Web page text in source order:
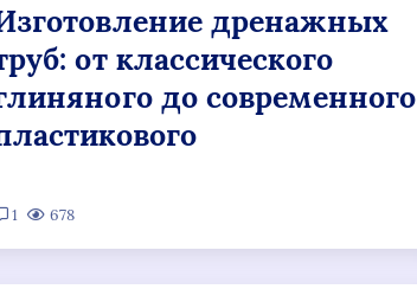
дренажных
от классического
до современного
1 678